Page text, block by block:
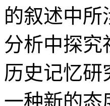
的叙述中所
分析中探究
历史记忆研
一种新的态